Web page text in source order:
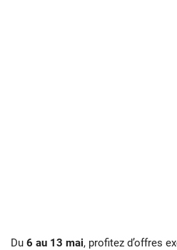
Du 6 au 13 mai, profitez d’offres